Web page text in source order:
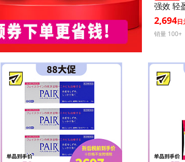
强效 轻
+++
耐水 户
2,694日
销量 100+